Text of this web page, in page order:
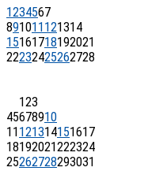
1234567
891011 121314
15161718192021
22232425262728
123
45678910
11 121314151617
18192021222324
25262728293031